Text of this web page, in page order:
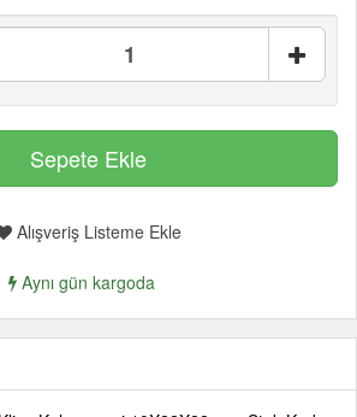
Alışveriş Listeme Ekle
Aynı gün kargoda